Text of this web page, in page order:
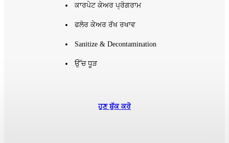
ਹੁਣ ਬੁੱਕ ਕਰੋ
ਕਾਰਪੇਟ ਕੇਅਰ ਪ੍ਰੋਗਰਾਮ
ਫਲੋਰ ਕੇਅਰ ਰੱਖ ਰਖਾਵ
Sanitize & Decontamination
ਉੱਚ ਧੂੜ